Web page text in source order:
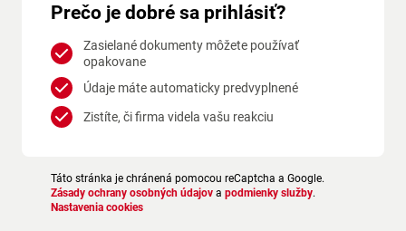
Prečo je dobré sa prihlásiť?
Zasielané dokumenty môžete používať
opakovane
Údaje máte automaticky predvyplnené
Zistíte, či firma videla vašu reakciu
Táto stránka je chránená pomocou reCaptcha a Google.
Zásady ochrany osobných údajov a podmienky služby.
Nastavenia cookies